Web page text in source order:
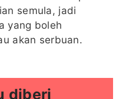
semula, jadi
yang boleh
akan serbuan.
diberi